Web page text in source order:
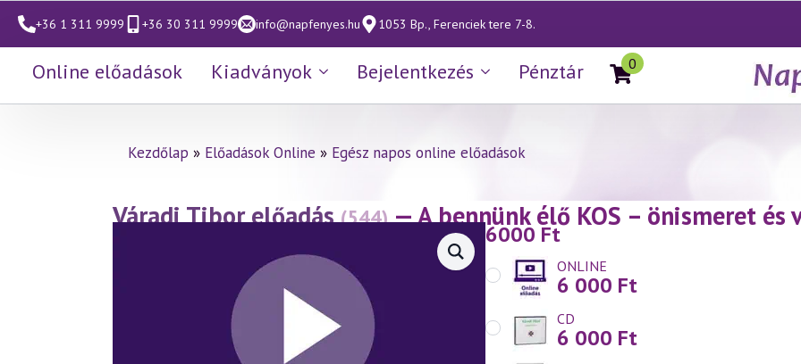
+36 1 311 9999 +36 30 311 9999 info@napfenyes.hu 1053 Bp., Ferenciek tere 7-8.
Online előadások Kiadványok Bejelentkezés Pénztár 0
Kezdőlap » Előadások Online » Egész napos online előadások
Váradi Tibor előadás (544) — A bennünk élő KOS – önismeret
(2010.03.21.) 6000Ft
ONLINE
6 000 Ft
CD
6 000 Ft